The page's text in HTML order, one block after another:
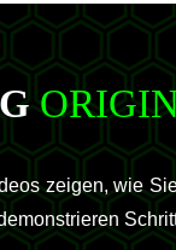
zeigen, wie